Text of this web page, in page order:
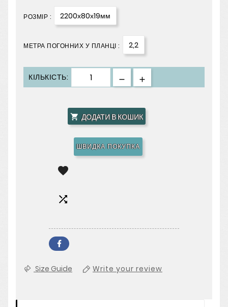
РОЗМІР : 2200х80х19мм
МЕТРА ПОГОННИХ У ПЛАНЦІ : 2,2
КІЛЬКІСТЬ:
 ДОДАТИ В КОШИК
ШВИДКА ПОКУПКА


Size Guide Write your review